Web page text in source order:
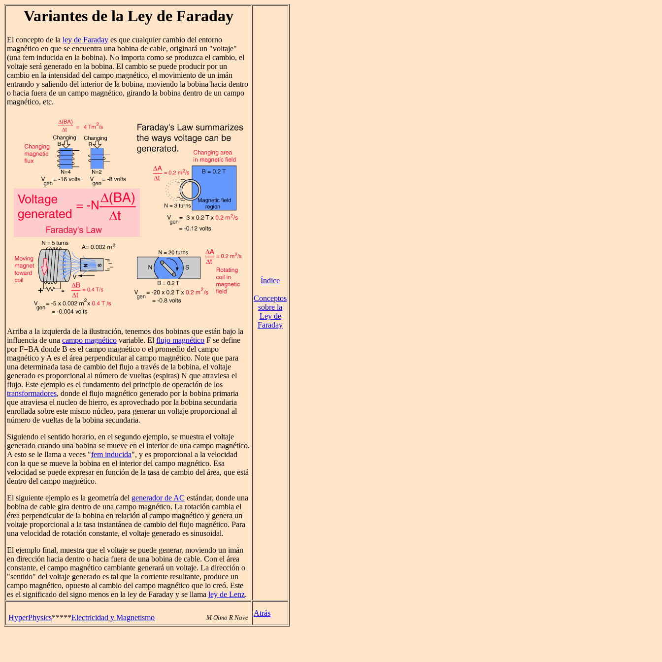
Variantes de la Ley de Faraday
El concepto de la ley de Faraday es que cualquier cambio del entorno
magnético en que se encuentra una bobina de cable, originará un "voltaje"
(una fem inducida en la bobina). No importa como se produzca el cambio, el
voltaje será generado en la bobina. El cambio se puede producir por un
cambio en la intensidad del campo magnético, el movimiento de un imán
entrando y saliendo del interior de la bobina, moviendo la bobina hacia dentro
o hacia fuera de un campo magnético, girando la bobina dentro de un campo
magnético, etc.
Arriba a la izquierda de la ilustración, tenemos dos bobinas que están bajo la
influencia de una campo magnético variable. El flujo magnético F se define
porF=BA donde B es el campo magnético o el promedio del campo
magnético y A es el área perpendicular al campo magnético. Note que para
una determinada tasa de cambio del flujo a través de la bobina, el voltaje
generado es proporcional al número de vueltas (espiras) N que atraviesa el
flujo. Este ejemplo es el fundamento del principio de operación de los
transformadores, donde el flujo magnético generado por la bobina primaria
que atraviesa el nucleo de hierro, es aprovechado por la bobina secundaria
enrollada sobre este mismo núcleo, para generar un voltaje proporcional al
número de vueltas de la bobina secundaria.
Siguiendo el sentido horario, en el segundo ejemplo, se muestra el voltaje
generado cuando una bobina se mueve en el interior de una campo magnético.
A esto se le llama a veces "fem inducida", y es proporcional a la velocidad
con la que se mueve la bobina en el interior del campo magnético. Esa
velocidad se puede expresar en función de la tasa de cambio del área, que está
dentro del campo magnético.
El siguiente ejemplo es la geometría del generador de AC estándar, donde una
bobina de cable gira dentro de una campo magnético. La rotación cambia el
érea perpendicular de la bobina en relación al campo magnético y genera un
voltaje proporcional a la tasa instantánea de cambio del flujo magnético. Para
una velocidad de rotación constante, el voltaje generado es sinusoidal.
El ejemplo final, muestra que el voltaje se puede generar, moviendo un imán
en dirección hacia dentro o hacia fuera de una bobina de cable. Con el área
constante, el campo magnético cambiante generará un voltaje. La dirección o
"sentido" del voltaje generado es tal que la corriente resultante, produce un
campo magnético, opuesto al cambio del campo magnético que lo creó. Este
es el significado del signo menos en la ley de Faraday y se llama ley de Lenz.
Índice
Conceptos
sobre la
Ley de
Faraday
HyperPhysics*****Electricidad y Magnetismo M Olmo R Nave
Atrás